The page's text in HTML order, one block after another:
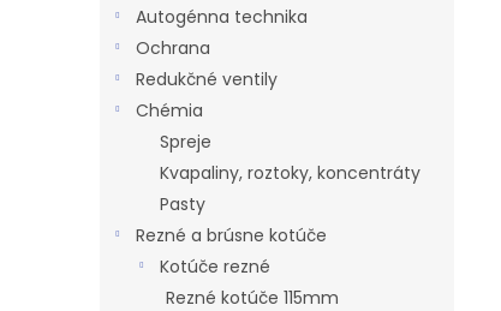
Autogénna technika
Ochrana
Redukčné ventily
Chémia
Spreje
Kvapaliny, roztoky, koncentráty
Pasty
Rezné a brúsne kotúče
Kotúče rezné
Rezné kotúče 115mm